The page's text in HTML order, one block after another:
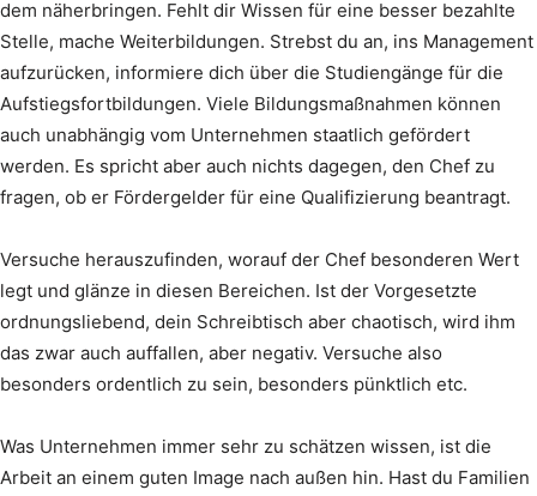
dem näherbringen. Fehlt dir Wissen für eine besser bezahlte
Stelle, mache Weiterbildungen. Strebst du an, ins Management
aufzurücken, informiere dich über die Studiengänge für die
Aufstiegsfortbildungen. Viele Bildungsmaßnahmen können
auch unabhängig vom Unternehmen staatlich gefördert
werden. Es spricht aber auch nichts dagegen, den Chef zu
fragen, ob er Fördergelder für eine Qualifizierung beantragt.
Versuche herauszufinden, worauf der Chef besonderen Wert
legt und glänze in diesen Bereichen. Ist der Vorgesetzte
ordnungsliebend, dein Schreibtisch aber chaotisch, wird ihm
das zwar auch auffallen, aber negativ. Versuche also
besonders ordentlich zu sein, besonders pünktlich etc.
Was Unternehmen immer sehr zu schätzen wissen, ist die
Arbeit an einem guten Image nach außen hin. Hast du Familien